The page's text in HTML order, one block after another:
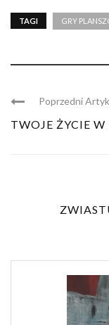
TAGI GRY
Poprzedni
TWOJE ŻYCIE